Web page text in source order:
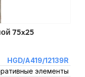
75x25
HGD/A419/12139R
элементы